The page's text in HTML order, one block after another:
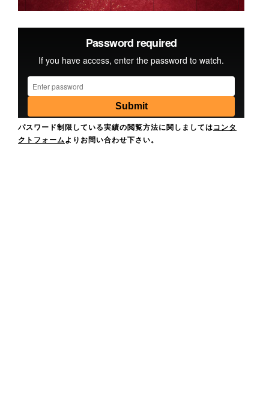
パスワード制限している実績の閲覧方法に関しましてはコンタ
クトフォーム よりお問い合わせ下さい。